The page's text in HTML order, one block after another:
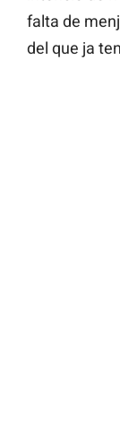
falta de
del que ja